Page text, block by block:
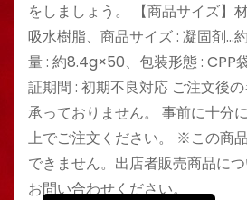
をしましょう。 【商品サイズ】
吸水樹脂、商品サイズ : 凝固剤
量 : 約8.4g×50、包装形態 : CPP
証期間 : 初期不良対応 ご注文後の
承っておりません。 事前に十分
上でご注文ください。 ※この商
できません。出店者販売商品に
お問い合わせください。